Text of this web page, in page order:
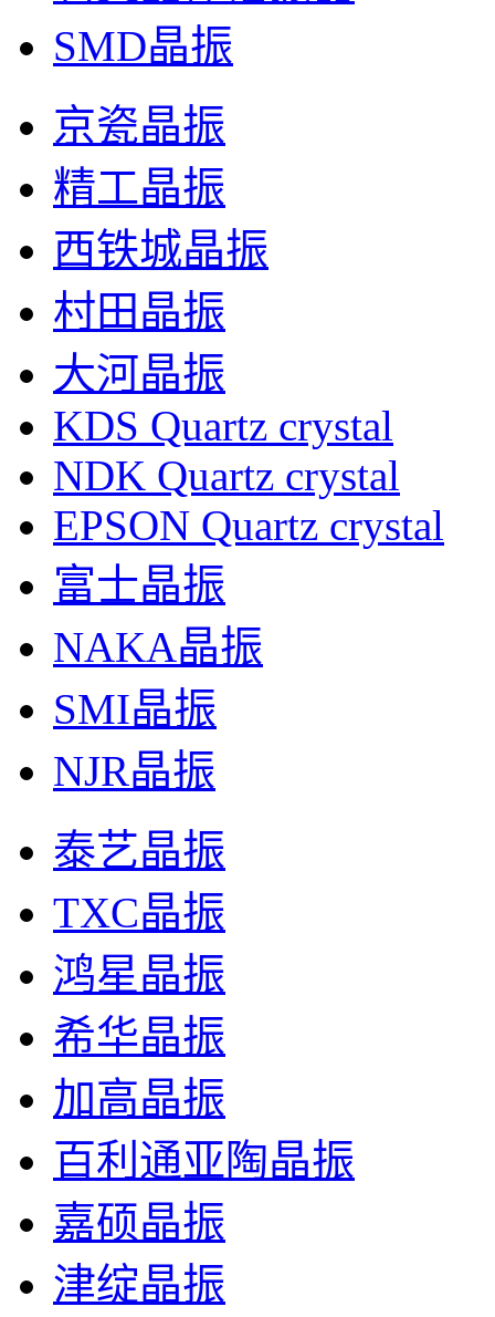
SMD晶振
京瓷晶振
精工晶振
西铁城晶振
村田晶振
大河晶振
KDS Quartz crystal
NDK Quartz crystal
EPSON Quartz crystal
富士晶振
NAKA晶振
SMI晶振
NJR晶振
泰艺晶振
TXC晶振
鸿星晶振
希华晶振
加高晶振
百利通亚陶晶振
嘉硕晶振
津绽晶振